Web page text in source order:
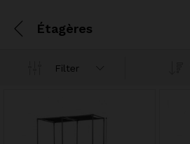
Étagères
Filter